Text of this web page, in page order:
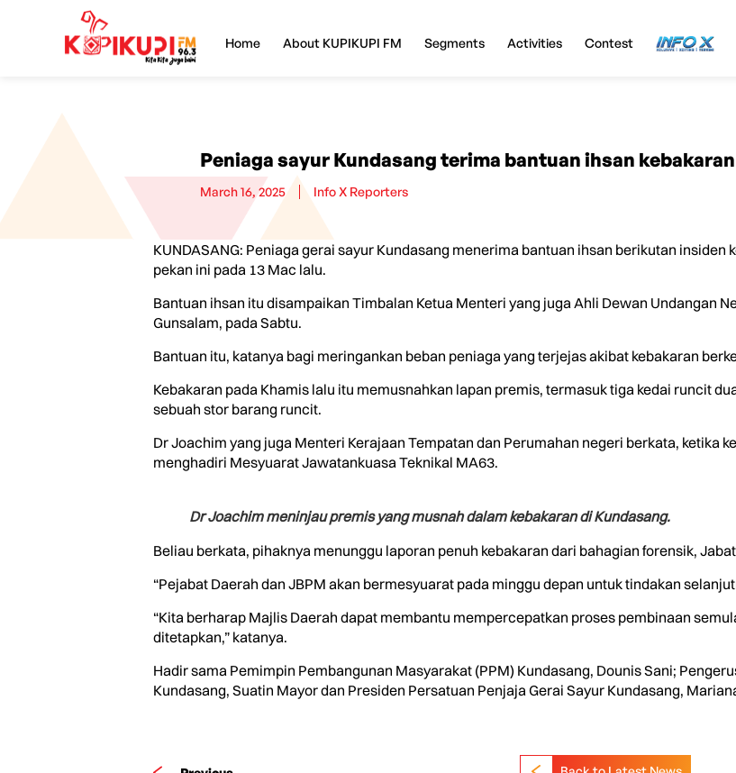
Home About KUPIKUPI FM Segments Activities Contest InfoX
Peniaga sayur Kundasang terima bantuan ihsan kebakaran
March 16, 2025 Info X Reporters
KUNDASANG: Peniaga gerai sayur Kundasang menerima bantuan ihsan berikutan
pekan ini pada 13 Mac lalu.
Bantuan ihsan itu disampaikan Timbalan Ketua Menteri yang juga Ahli Dewan Undangan
Gunsalam, pada Sabtu.
Bantuan itu, katanya bagi meringankan beban peniaga yang terjejas akibat kebakaran
Kebakaran pada Khamis lalu itu memusnahkan lapan premis, termasuk tiga kedai runcit
sebuah stor barang runcit.
Dr Joachim yang juga Menteri Kerajaan Tempatan dan Perumahan negeri berkata, ketika
menghadiri Mesyuarat Jawatankuasa Teknikal MA63.
Dr Joachim meninjau premis yang musnah dalam kebakaran di Kundasang.
Beliau berkata, pihaknya menunggu laporan penuh kebakaran dari bahagian forensik,
“Pejabat Daerah dan JBPM akan bermesyuarat pada minggu depan untuk tindakan
“Kita berharap Majlis Daerah dapat membantu mempercepatkan proses pembinaan
ditetapkan,” katanya.
Hadir sama Pemimpin Pembangunan Masyarakat (PPM) Kundasang, Dounis Sani;
Kundasang, Suatin Mayor dan Presiden Persatuan Penjaja Gerai Sayur Kundasang,